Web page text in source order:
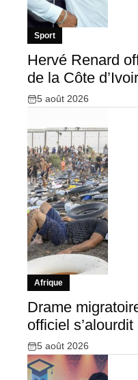
Sport
Hervé Renard
de la Côte
5 août 2026
Afrique
Drame
officiel
5 août 2026